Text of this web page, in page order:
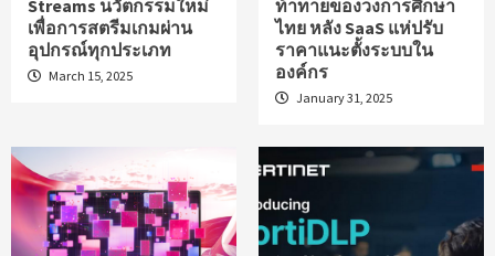
Streams นวัตกรรมใหม่
เพื่อการสตรีมเกมผ่าน
อุปกรณ์ทุกประเภท
March 15, 2025
ท้าทายของวงการศึกษา
ไทย หลัง SaaS แห่ปรับ
ราคาแนะตั้งระบบใน
องค์กร
January 31, 2025